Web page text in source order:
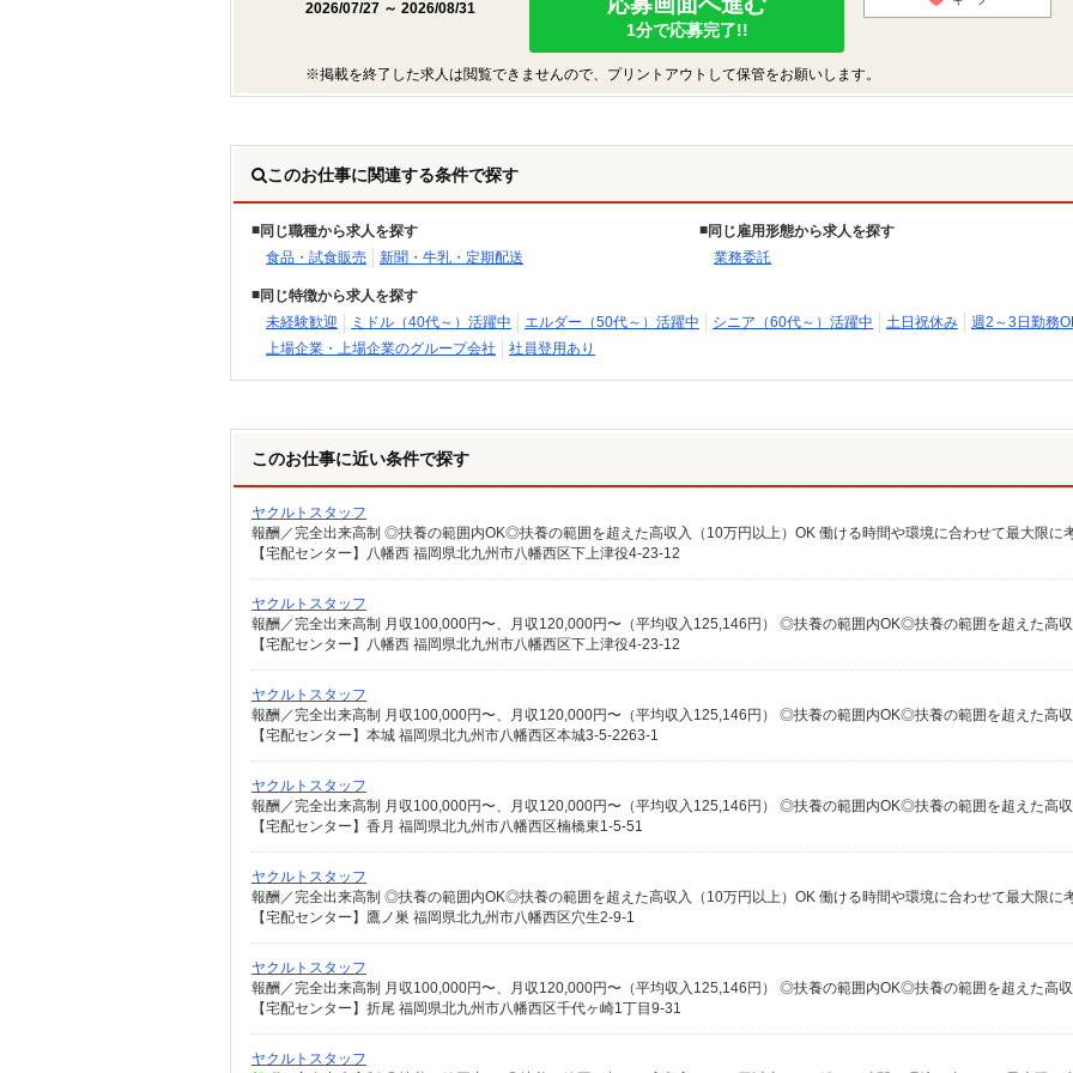
2026/07/27 ～ 2026/08/31
1分で応募完了!!
※掲載を終了した求人は閲覧できませんので、プリントアウトして保管をお願いします。
このお仕事に関連する条件で探す
同じ職種から求人を探す
食品・試食販売
新聞・牛乳・定期配送
同じ雇用形態から求人を探す
業務委託
同じ特徴から求人を探す
未経験歓迎
ミドル（40代～）活躍中 エルダー（50代～）活躍中 シニア（60代～）活躍中 土日祝休み
週2～3日勤務
上場企業・上場企業のグループ会社
社員登用あり
このお仕事に近い条件で探す
ヤクルトスタッフ
【宅配センター】八幡西 福岡県北九州市八幡西区下上津役4-23-12
ヤクルトスタッフ
【宅配センター】八幡西 福岡県北九州市八幡西区下上津役4-23-12
ヤクルトスタッフ
【宅配センター】本城 福岡県北九州市八幡西区本城3-5-2263-1
ヤクルトスタッフ
【宅配センター】香月 福岡県北九州市八幡西区楠橋東1-5-51
ヤクルトスタッフ
【宅配センター】鷹ノ巣 福岡県北九州市八幡西区穴生2-9-1
ヤクルトスタッフ
【宅配センター】折尾 福岡県北九州市八幡西区千代ヶ崎1丁目9-31
ヤクルトスタッフ